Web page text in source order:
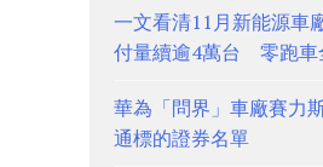
一文看清11月新能源
付量續逾4萬台 零跑車
華為「問界」車廠賽力
通標的證券名單